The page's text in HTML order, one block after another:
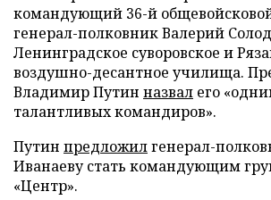
командующий 36-й
генерал-полковник Валерий
Ленинградское суворовское и
воздушно-десантное училища.
Владимир Путин назвал его
талантливых командиров».
Путин предложилгенерал-
Иванаеву стать командующим
«Центр».